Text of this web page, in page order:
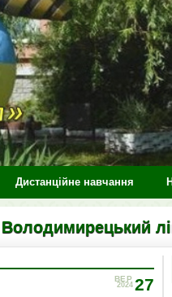
Дистанційне навчання
ліцей
27
ВЕР
2024